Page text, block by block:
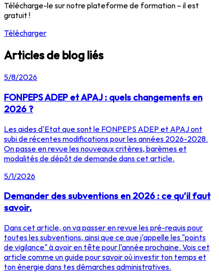
Télécharge-le sur notre plateforme de formation – il est
gratuit !
Télécharger
Articles de blog liés
5/8/2026
FONPEPS ADEP et APAJ : quels changements en
2026 ?
Les aides d'Etat que sont le FONPEPS ADEP et APAJ ont
subi de récentes modifications pour les années 2026-2028.
On passe en revue les nouveaux critères, barèmes et
modalités de dépôt de demande dans cet article.
5/1/2026
Demander des subventions en 2026 : ce qu’il faut
savoir.
Dans cet article, on va passer en revue les pré-requis pour
toutes les subventions, ainsi que ce que j'appelle les "points
de vigilance" à avoir en tête pour l'année prochaine. Vois cet
article comme un guide pour savoir où investir ton temps et
ton énergie dans tes démarches administratives.